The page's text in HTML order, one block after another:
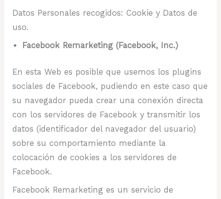
Datos Personales recogidos: Cookie y Datos de
uso.
Facebook Remarketing (Facebook, Inc.)
En esta Web es posible que usemos los plugins
sociales de Facebook, pudiendo en este caso que
su navegador pueda crear una conexión directa
con los servidores de Facebook y transmitir los
datos (identificador del navegador del usuario)
sobre su comportamiento mediante la
colocación de cookies a los servidores de
Facebook.
Facebook Remarketing es un servicio de